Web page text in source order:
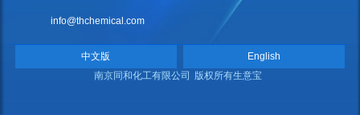
info@thchemical.com
中文版
English
南京同和化工有限公司 版权所有生意宝